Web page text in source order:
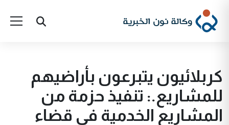
كربلائيون يتبرعون بأراضيهم
للمشاريع.: تنفيذ حزمة من
المشاريع الخدمية في قضاء